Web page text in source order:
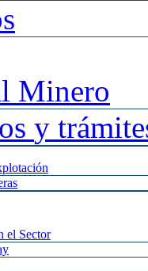
Minero
y
el Sector